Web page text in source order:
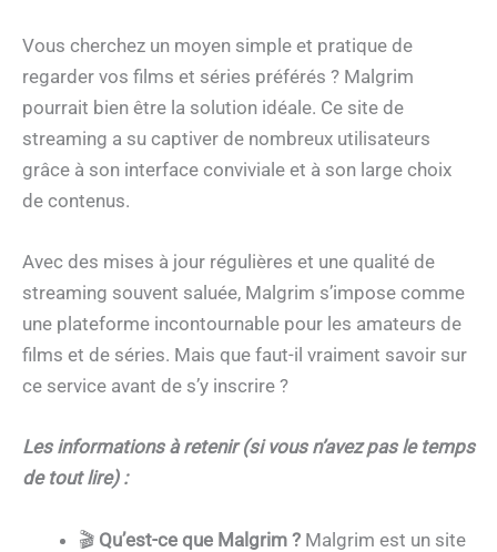
Vous cherchez un moyen simple et pratique de
regarder vos films et séries préférés ? Malgrim
pourrait bien être la solution idéale. Ce site de
streaming a su captiver de nombreux utilisateurs
grâce à son interface conviviale et à son large choix
de contenus.
Avec des mises à jour régulières et une qualité de
streaming souvent saluée, Malgrim s’impose comme
une plateforme incontournable pour les amateurs de
films et de séries. Mais que faut-il vraiment savoir sur
ce service avant de s’y inscrire ?
Les informations à retenir (si vous n’avez pas le temps
de tout lire) :
🎬 Qu’est-ce que Malgrim ? Malgrim est un site